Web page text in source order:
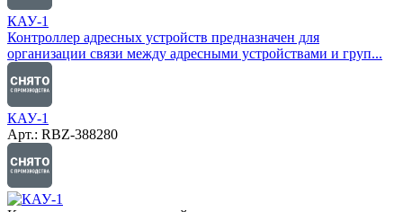
КАУ-1
Контроллер адресных устройств предназначен для
организации связи между адресными устройствами и груп...
КАУ-1
Арт.: RBZ-388280